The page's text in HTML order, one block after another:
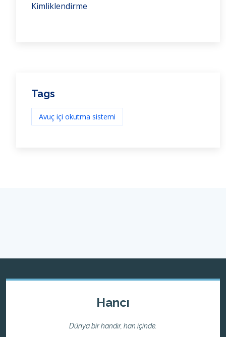
Kimliklendirme
Tags
Avuç içi okutma sistemi
Hancı
Dünya bir handır, han içinde.